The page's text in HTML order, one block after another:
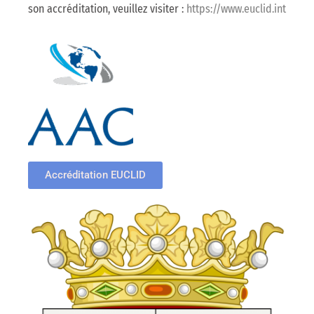
son accréditation, veuillez visiter : https://www.euclid.int
Accréditation EUCLID